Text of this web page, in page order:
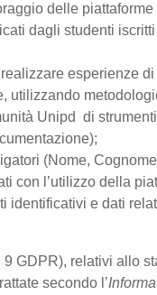
delle
dagli studenti
esperienze
utilizzando
Unipd di
(Nome,
con l’utilizzo della
identificativi e dati
GDPR), relativi allo
secondo l’